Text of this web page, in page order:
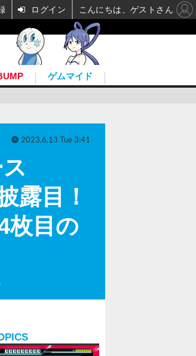
ゲムマイド
露目！
枚目の
2023.6.13 Tue 3:41
ログイン こんにちは、ゲストさん